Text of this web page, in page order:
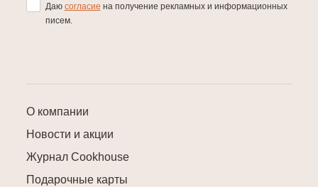
О компании
Новости и акции
Журнал Cookhouse
Подарочные карты
Даю согласие на получение рекламных и информационных
писем.